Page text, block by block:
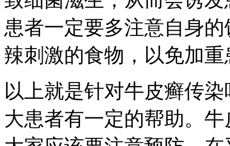
患者一定要多注意自身
辣刺激的食物，以免加
以上就是针对牛皮癣传
大患者有一定的帮助。